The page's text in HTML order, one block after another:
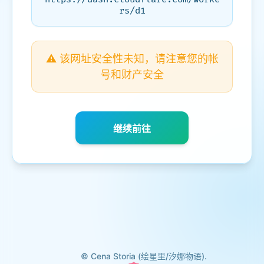
rs/d1
⚠️ 该网址安全性未知，请注意您的帐
号和财产安全
继续前往
© Cena Storia (绘星里/汐娜物语).